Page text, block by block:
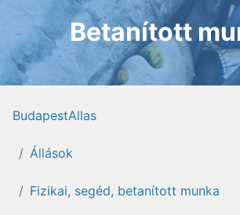
Betanított
BudapestAllas
Állások
Fizikai, segéd, betanított munka